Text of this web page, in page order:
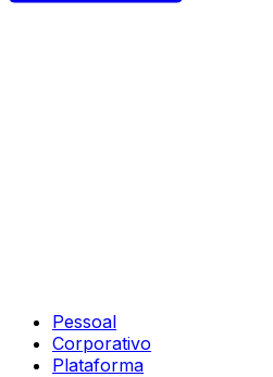
Pessoal
Corporativo
Plataforma